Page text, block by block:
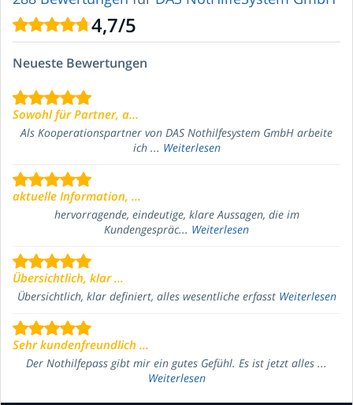
4,7/5
Neueste Bewertungen
Sowohl für Partner, a...
Als Kooperationspartner von DAS Nothilfesystem GmbH arbeite
ich ... Weiterlesen
aktuelle Information, ...
hervorragende, eindeutige, klare Aussagen, die im
Kundengespräc... Weiterlesen
Übersichtlich, klar ...
Übersichtlich, klar definiert, alles wesentliche erfasst Weiterlesen
Sehr kundenfreundlich ...
Der Nothilfepass gibt mir ein gutes Gefühl. Es ist jetzt alles ...
Weiterlesen